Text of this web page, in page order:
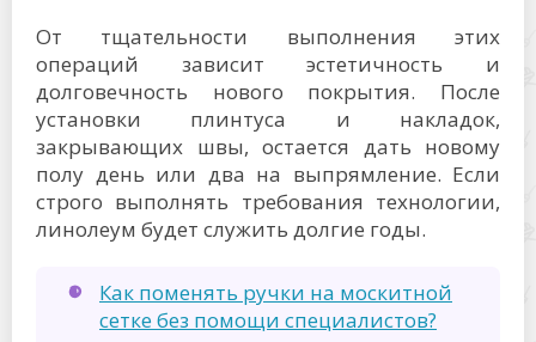
От тщательности выполнения этих
операций зависит эстетичность и
долговечность нового покрытия. После
установки плинтуса и накладок,
закрывающих швы, остается дать новому
полу день или два на выпрямление. Если
строго выполнять требования технологии,
линолеум будет служить долгие годы.
Как поменять ручки на москитной
сетке без помощи специалистов?